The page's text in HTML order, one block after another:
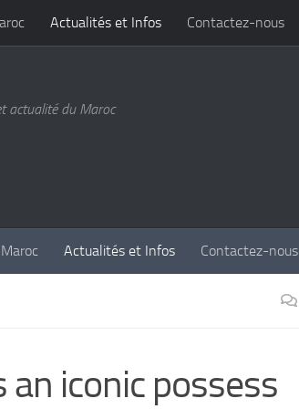
Actualités et Infos Contactez-nous
actualité du Maroc
Actualités et Infos Contactez-nous
an iconic possess